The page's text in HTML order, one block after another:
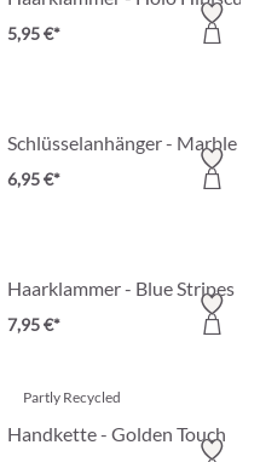
5,95 €*
Schlüsselanhänger - Marble
6,95 €*
Haarklammer - Blue Stripes
7,95 €*
Partly Recycled
Handkette - Golden Touch